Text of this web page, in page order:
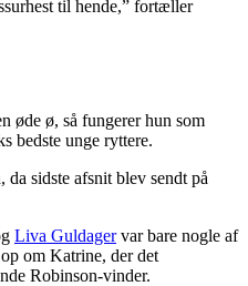
til hende,” fortæller
øde ø, så fungerer hun som
bedste unge ryttere.
sidste afsnit blev sendt på
Liva Guldagervar bare nogle af
om Katrine, der det
Robinson-vinder.